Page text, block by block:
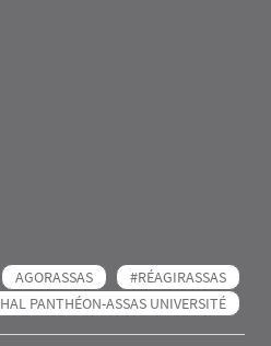
AGORASSAS
#RÉAGIRASSAS
HAL PANTHÉON-ASSAS UNIVERSITÉ